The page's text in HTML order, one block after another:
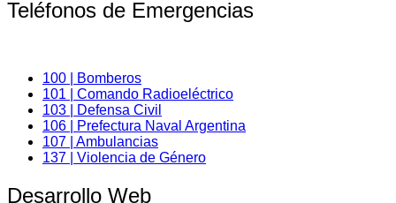
Teléfonos de Emergencias
100 | Bomberos
101 | Comando Radioeléctrico
103 | Defensa Civil
106 | Prefectura Naval Argentina
107 | Ambulancias
137 | Violencia de Género
Desarrollo Web